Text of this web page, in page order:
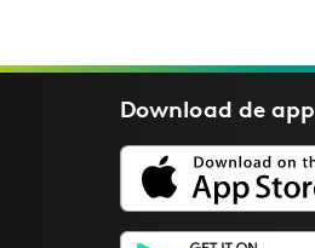
Download deapp